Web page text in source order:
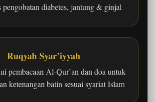
pengobatan diabetes, jantung & ginjal
Ruqyah Syar’iyyah
pembacaan Al-Qur’an dan doa untuk
ketenangan batin sesuai syariat Islam